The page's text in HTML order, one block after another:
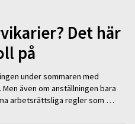
Det här
på
under sommaren med
även om anställningen bara
arbetsrättsliga regler som …